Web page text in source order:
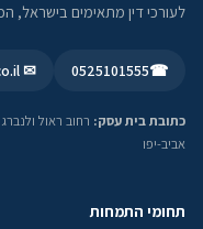
לעורכי דין מתאימים
☎
0525101555
✉ info@jus-tice.co.il
כתובת בית עסק:
אביב-יפו
תחומי התמחות